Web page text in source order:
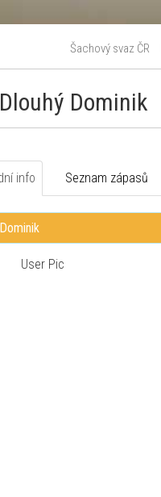
Šachový svaz ČR
Dominik
info Seznam zápasů